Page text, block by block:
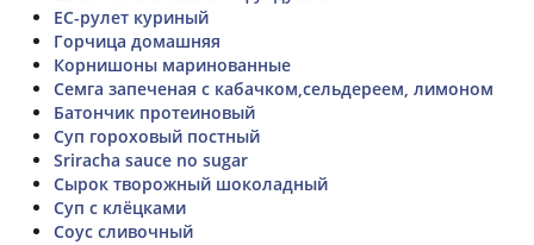
ЕС-рулет куриный
Горчица домашняя
Корнишоны маринованные
Семга запеченая с кабачком,сельдереем, лимоном
Батончик протеиновый
Суп гороховый постный
Sriracha sauce no sugar
Сырок творожный шоколадный
Суп с клёцками
Соус сливочный